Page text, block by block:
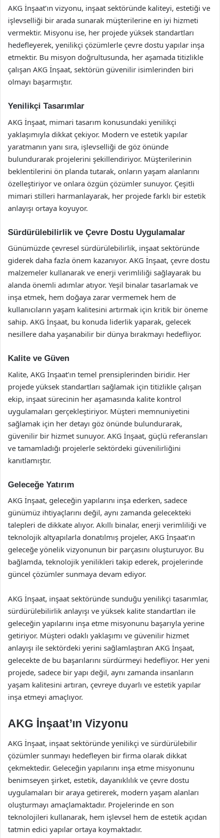
AKG İnşaat’ın vizyonu, inşaat sektöründe kaliteyi, estetiği ve
işlevselliği bir arada sunarak müşterilerine en iyi hizmeti
vermektir. Misyonu ise, her projede yüksek standartları
hedefleyerek, yenilikçi çözümlerle çevre dostu yapılar inşa
etmektir. Bu misyon doğrultusunda, her aşamada titizlikle
çalışan AKG İnşaat, sektörün güvenilir isimlerinden biri
olmayı başarmıştır.
Yenilikçi Tasarımlar
AKG İnşaat, mimari tasarım konusundaki yenilikçi
yaklaşımıyla dikkat çekiyor. Modern ve estetik yapılar
yaratmanın yanı sıra, işlevselliği de göz önünde
bulundurarak projelerini şekillendiriyor. Müşterilerinin
beklentilerini ön planda tutarak, onların yaşam alanlarını
özelleştiriyor ve onlara özgün çözümler sunuyor. Çeşitli
mimari stilleri harmanlayarak, her projede farklı bir estetik
anlayışı ortaya koyuyor.
Sürdürülebilirlik ve Çevre Dostu Uygulamalar
Günümüzde çevresel sürdürülebilirlik, inşaat sektöründe
giderek daha fazla önem kazanıyor. AKG İnşaat, çevre dostu
malzemeler kullanarak ve enerji verimliliği sağlayarak bu
alanda önemli adımlar atıyor. Yeşil binalar tasarlamak ve
inşa etmek, hem doğaya zarar vermemek hem de
kullanıcıların yaşam kalitesini artırmak için kritik bir öneme
sahip. AKG İnşaat, bu konuda liderlik yaparak, gelecek
nesillere daha yaşanabilir bir dünya bırakmayı hedefliyor.
Kalite ve Güven
Kalite, AKG İnşaat’ın temel prensiplerinden biridir. Her
projede yüksek standartları sağlamak için titizlikle çalışan
ekip, inşaat sürecinin her aşamasında kalite kontrol
uygulamaları gerçekleştiriyor. Müşteri memnuniyetini
sağlamak için her detayı göz önünde bulundurarak,
güvenilir bir hizmet sunuyor. AKG İnşaat, güçlü referansları
ve tamamladığı projelerle sektördeki güvenilirliğini
kanıtlamıştır.
Geleceğe Yatırım
AKG İnşaat, geleceğin yapılarını inşa ederken, sadece
günümüz ihtiyaçlarını değil, aynı zamanda gelecekteki
talepleri de dikkate alıyor. Akıllı binalar, enerji verimliliği ve
teknolojik altyapılarla donatılmış projeler, AKG İnşaat’ın
geleceğe yönelik vizyonunun bir parçasını oluşturuyor. Bu
bağlamda, teknolojik yenilikleri takip ederek, projelerinde
güncel çözümler sunmaya devam ediyor.
AKG İnşaat, inşaat sektöründe sunduğu yenilikçi tasarımlar,
sürdürülebilirlik anlayışı ve yüksek kalite standartları ile
geleceğin yapılarını inşa etme misyonunu başarıyla yerine
getiriyor. Müşteri odaklı yaklaşımı ve güvenilir hizmet
anlayışı ile sektördeki yerini sağlamlaştıran AKG İnşaat,
gelecekte de bu başarılarını sürdürmeyi hedefliyor. Her yeni
projede, sadece bir yapı değil, aynı zamanda insanların
yaşam kalitesini artıran, çevreye duyarlı ve estetik yapılar
inşa etmeyi amaçlıyor.
AKG İnşaat’ın Vizyonu
AKG İnşaat, inşaat sektöründe yenilikçi ve sürdürülebilir
çözümler sunmayı hedefleyen bir firma olarak dikkat
çekmektedir. Geleceğin yapılarını inşa etme misyonunu
benimseyen şirket, estetik, dayanıklılık ve çevre dostu
uygulamaları bir araya getirerek, modern yaşam alanları
oluşturmayı amaçlamaktadır. Projelerinde en son
teknolojileri kullanarak, hem işlevsel hem de estetik açıdan
tatmin edici yapılar ortaya koymaktadır.